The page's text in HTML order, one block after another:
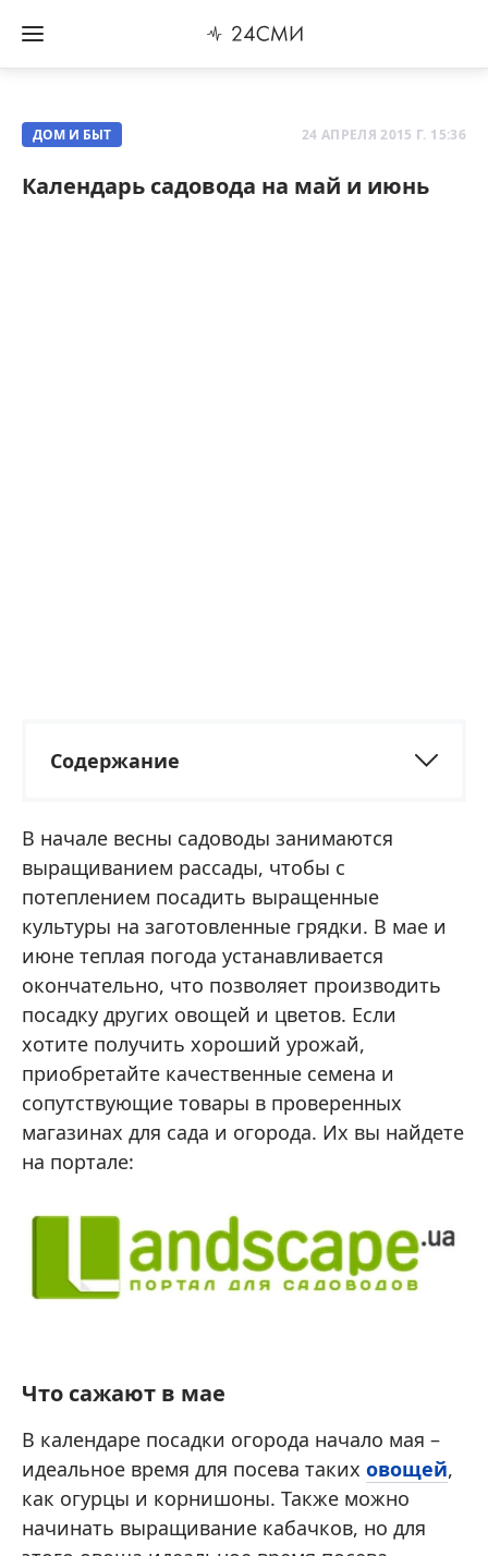
ДОМ И БЫТ 24 АПРЕЛЯ 2015 Г. 15:36
Календарь садовода на май и июнь
Содержание
В начале весны садоводы занимаются
выращиванием рассады, чтобы с
потеплением посадить выращенные
культуры на заготовленные грядки. В мае и
июне теплая погода устанавливается
окончательно, что позволяет производить
посадку других овощей и цветов. Если
хотите получить хороший урожай,
приобретайте качественные семена и
сопутствующие товары в проверенных
магазинах для сада и огорода. Их вы найдете
на портале:
Что сажают в мае
В календаре посадки огорода начало мая –
идеальное время для посева таких овощей,
как огурцы и корнишоны. Также можно
начинать выращивание кабачков, но для